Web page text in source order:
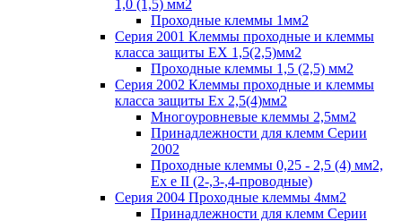
1,0 (1,5) мм2
Проходные клеммы 1мм2
Серия 2001 Клеммы проходные и клеммы
класса защиты EX 1,5(2,5)мм2
Проходные клеммы 1,5 (2,5) мм2
Серия 2002 Клеммы проходные и клеммы
класса защиты Ex 2,5(4)мм2
Многоуровневые клеммы 2,5мм2
Принадлежности для клемм Серии
2002
Проходные клеммы 0,25 - 2,5 (4) мм2,
Ex e II (2-,3-,4-проводные)
Серия 2004 Проходные клеммы 4мм2
Принадлежности для клемм Серии